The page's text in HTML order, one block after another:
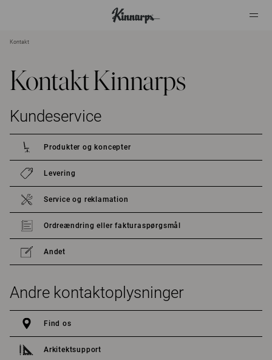
Kontakt
Kontakt Kinnarps
Kundeservice
Produkter og koncepter
Levering
Service og reklamation
Ordreændring eller fakturaspørgsmål
Andet
Andre kontaktoplysninger
Find os
Arkitektsupport